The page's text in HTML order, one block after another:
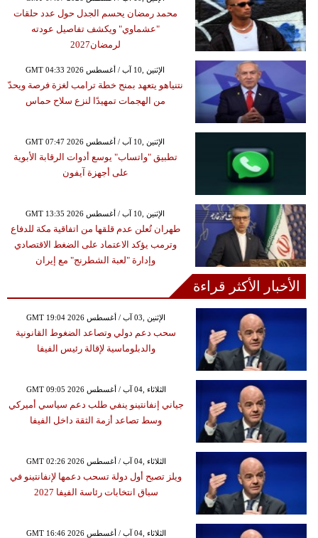
محمد رمضان يحسم الجدل حول عدد حلقات
"عشماوي" ويكشف تفاصيل عودته
لرمضان2027
GMT 04:33 2026 الإثنين ,10 آب / أغسطس
نتنياهو يتعهد بمنح خطة ترامب لغزة فرصة ويحدّ
من الهجمات تمهيدًا لنزع سلاح حماس
GMT 07:47 2026 الإثنين ,10 آب / أغسطس
تطبيق "واتساب" يوسع أدوات الرقابة الأبوية
على أجهزة آيفون
GMT 13:35 2026 الإثنين ,10 آب / أغسطس
طهران تُعلن عدم قلقها من اتفاقية مكة للدفاع
وترمب يؤكد الاعتماد على الضغط الاقتصادي
وإدارة "لعبة الشطرنج" مع إيران
الأخبار الأكثر قراءة
GMT 19:04 2026 الإثنين ,03 آب / أغسطس
سحب دعم دولي وتصاعد الضغوط القانونية
والدبلوماسية لإقالة رئيس الفيفا
GMT 09:05 2026 الثلاثاء ,04 آب / أغسطس
جياني إنفانتينو ينفي طلب دعم سياسي أميركي
وسط تصاعد أزمة الثقة داخل الفيفا
GMT 02:26 2026 الثلاثاء ,04 آب / أغسطس
ويلز تصبح أول دولة تسحب دعمها لإنفانتينو في
سباق انتخابات رئاسة الفيفا 2027
GMT 16:46 2026 الثلاثاء ,04 آب / أغسطس